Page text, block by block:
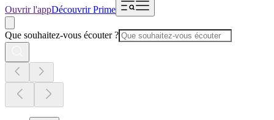
Ouvrir l'appDécouvrir Prime
Que souhaitez-vous écouter ?